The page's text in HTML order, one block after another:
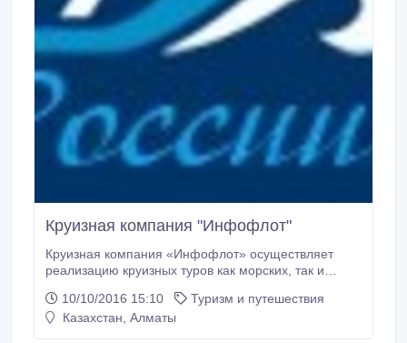
Круизная компания "Инфофлот"
Круизная компания «Инфофлот» осуществляет
реализацию круизных туров как морских, так и
осуществляется в шести городах России: Москва,
Санкт-Петербург, Нижний Новгород, Ростов-на-Дону,
10/10/2016 15:10
Туризм и путешествия
Казахстан, Алматы